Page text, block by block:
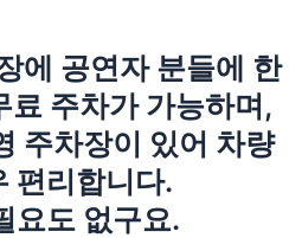
에 공연자 분들에 한
료 주차가 가능하며,
주차장이 있어 차량
편리합니다.
요도 없구요.